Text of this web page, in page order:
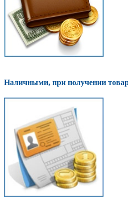
Наличными, при получении